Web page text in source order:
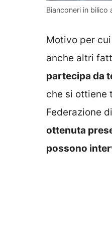
Bianconeri in bilico
Motivo per
anche altri
partecipa da
che si ottiene
Federazione
ottenuta
possono